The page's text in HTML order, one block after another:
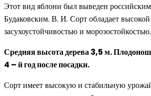
Этот вид яблони был выведен
Будаковским. В. И. Сорт обладает высокой
засухоустойчивостью и морозостойкостью.
Средняя высота дерева 3,5 м.
4 – й год после посадки.
Сорт имеет высокую и стабильную